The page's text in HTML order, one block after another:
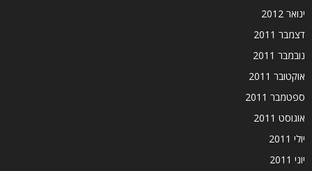
ינואר 2012
דצמבר 2011
נובמבר 2011
אוקטובר 2011
ספטמבר 2011
אוגוסט 2011
יולי 2011
יוני 2011